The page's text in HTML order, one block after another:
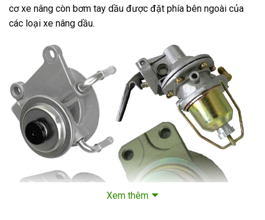
cơ xe nâng còn bơm tay dầu được đặt phía bên ngoài của
các loại xe nâng dầu.
Xem thêm